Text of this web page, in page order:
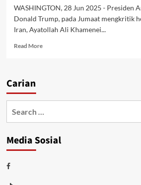
WASHINGTON, 28 Jun 2025 - Presiden
Donald Trump, pada Jumaat mengkritik
Iran, Ayatollah Ali Khamenei...
Read More
Carian
Media Sosial